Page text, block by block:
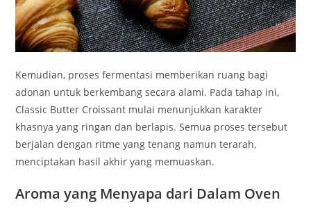
Kemudian, proses fermentasi memberikan ruang bagi
adonan untuk berkembang secara alami. Pada tahap ini,
Classic Butter Croissant mulai menunjukkan karakter
khasnya yang ringan dan berlapis. Semua proses tersebut
berjalan dengan ritme yang tenang namun terarah,
menciptakan hasil akhir yang memuaskan.
Aroma yang Menyapa dari Dalam Oven